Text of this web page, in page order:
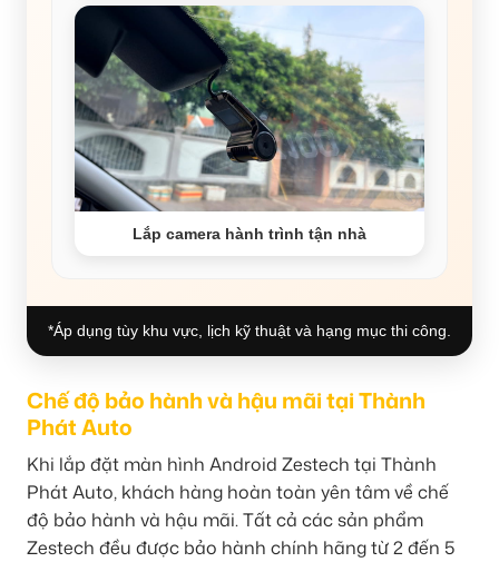
Lắp camera hành trình tận nhà
*Áp dụng tùy khu vực, lịch kỹ thuật và hạng mục thi công.
Chế độ bảo hành và hậu mãi tại Thành
Phát Auto
Khi lắp đặt màn hình Android Zestech tại Thành
Phát Auto, khách hàng hoàn toàn yên tâm về chế
độ bảo hành và hậu mãi. Tất cả các sản phẩm
Zestech đều được bảo hành chính hãng từ 2 đến 5